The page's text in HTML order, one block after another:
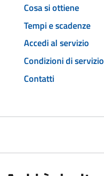
Cosa si ottiene
Tempi e scadenze
Accedi al servizio
Condizioni di servizio
Contatti